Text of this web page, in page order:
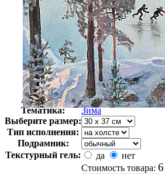
Автор:
Галлен-Каллела
Арт-стиль
Пейзажная
Тематика:
Зима
Выберите размер:
Тип исполнения:
Подрамник:
Текстурный гель:
да
нет
Стоимость товара: